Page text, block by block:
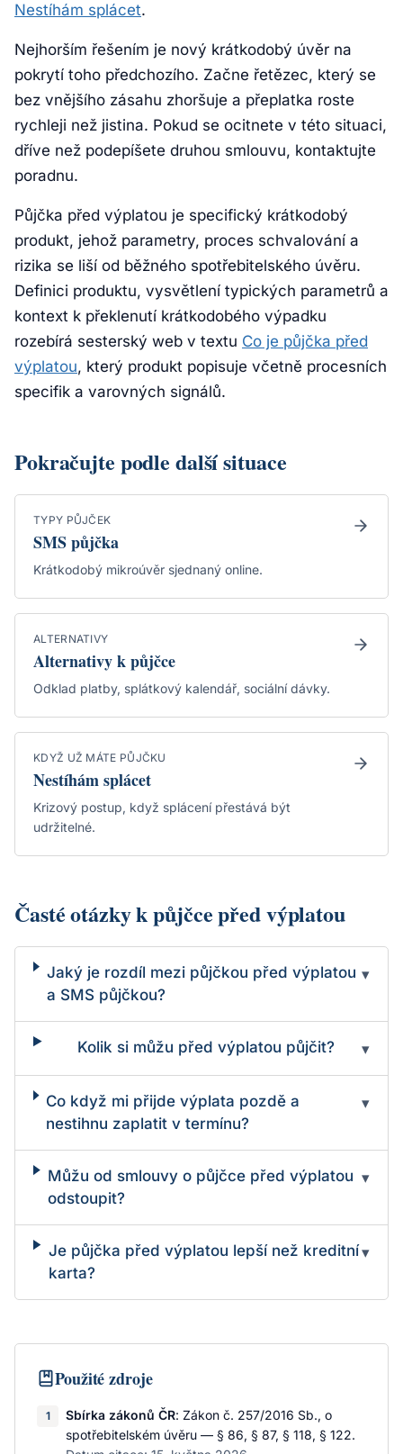
Nestíhám splácet.
Nejhorším řešením je nový krátkodobý úvěr na
pokrytí toho předchozího. Začne řetězec, který se
bez vnějšího zásahu zhoršuje a přeplatka roste
rychleji než jistina. Pokud se ocitnete v této situaci,
dříve než podepíšete druhou smlouvu, kontaktujte
poradnu.
Půjčka před výplatou je specifický krátkodobý
produkt, jehož parametry, proces schvalování a
rizika se liší od běžného spotřebitelského úvěru.
Definici produktu, vysvětlení typických parametrů a
kontext k překlenutí krátkodobého výpadku
rozebírá sesterský web v textu Co je půjčka před
výplatou, který produkt popisuje včetně procesních
specifik a varovných signálů.
Pokračujte podle další situace
TYPY PŮJČEK
SMS půjčka
Krátkodobý mikroúvěr sjednaný online.
ALTERNATIVY
Alternativy k půjčce
Odklad platby, splátkový kalendář, sociální dávky.
KDYŽ UŽ MÁTE PŮJČKU
Nestíhám splácet
Krizový postup, když splácení přestává být
udržitelné.
Časté otázky k půjčce před výplatou
Jaký je rozdíl mezi půjčkou před výplatou
a SMS půjčkou?
▾
Kolik si můžu před výplatou půjčit? ▾
Co když mi přijde výplata pozdě a
nestihnu zaplatit v termínu?
▾
Můžu od smlouvy o půjčce před výplatou
odstoupit?
▾
Je půjčka před výplatou lepší než kreditní
karta?
▾
Použité zdroje
1 Sbírka zákonů ČR: Zákon č. 257/2016 Sb., o
spotřebitelském úvěru — § 86, § 87, § 118, § 122.